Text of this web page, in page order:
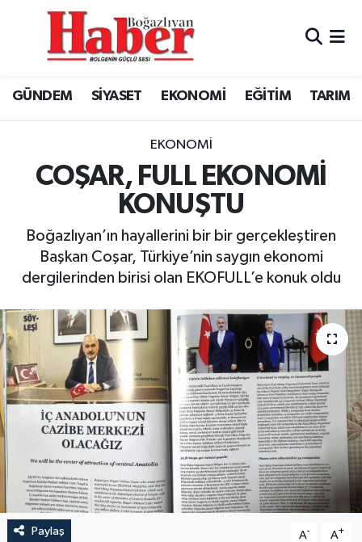
GÜNDEM SİYASET EKONOMİ EĞİTİM TARIM
EKONOMİ
COŞAR, FULL EKONOMİ
KONUŞTU
Boğazlıyan’ın hayallerini bir bir gerçekleştiren
Başkan Coşar, Türkiye’nin saygın ekonomi
dergilerinden birisi olan EKOFULL’e konuk oldu
Paylaş A- A+
GÜNDEM
SİYASET
EĞİTİM
SPOR
Foto Galeri
Video
Yazarlar
GÜNDEM
EKONOMİ
EĞİTİM
Boğazlıyan Hava Durumu
Boğazlıyan Trafik Yoğunluk Haritası
TFF 3.Lig 3.Grup Puan Durumu ve Fikstür
Tüm Manşetler
Haber Arşivi